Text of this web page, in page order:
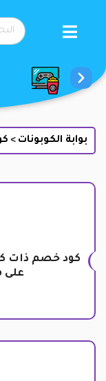
بوابة الكوبونات >
كود خصم ذات
على